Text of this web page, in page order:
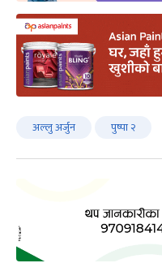
अल्लु अर्जुन पुष्पा २